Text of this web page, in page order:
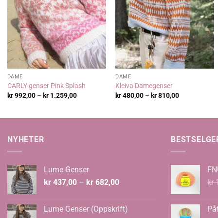
DAME
CARLY genser Pink Splash
kr992,00 – kr1.259,00Prisområde:
DAME
Kleiva Damegenser
kr480,00 – kr810,00Prisområde:
NYHETER
Lume Genser
kr 437,00 – kr 682,00Prisområde:
kr 682,00
Lume Genser (Oppskrift)
kr